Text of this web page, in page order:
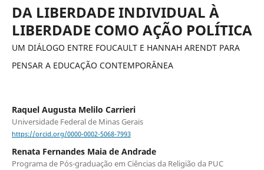
DA LIBERDADE INDIVIDUAL À
LIBERDADE COMO AÇÃO POLÍTICA
UM DIÁLOGO ENTRE FOUCAULT E HANNAH ARENDT PARA
PENSAR A EDUCAÇÃO CONTEMPORÂNEA
Raquel Augusta Melilo Carrieri
Universidade Federal de Minas Gerais
https://orcid.org/0000-0002-5068-7993
Renata Fernandes Maia de Andrade
Programa de Pós-graduação em Ciências da Religião da PUC